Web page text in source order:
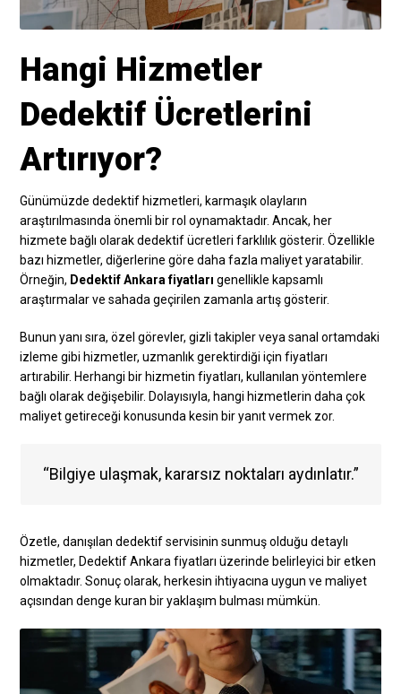
Hangi Hizmetler
Dedektif Ücretlerini
Artırıyor?
Günümüzde dedektif hizmetleri, karmaşık olayların
araştırılmasında önemli bir rol oynamaktadır. Ancak, her
hizmete bağlı olarak dedektif ücretleri farklılık gösterir. Özellikle
bazı hizmetler, diğerlerine göre daha fazla maliyet yaratabilir.
Örneğin, Dedektif Ankara fiyatları genellikle kapsamlı
araştırmalar ve sahada geçirilen zamanla artış gösterir.
Bunun yanı sıra, özel görevler, gizli takipler veya sanal ortamdaki
izleme gibi hizmetler, uzmanlık gerektirdiği için fiyatları
artırabilir. Herhangi bir hizmetin fiyatları, kullanılan yöntemlere
bağlı olarak değişebilir. Dolayısıyla, hangi hizmetlerin daha çok
maliyet getireceği konusunda kesin bir yanıt vermek zor.
“Bilgiye ulaşmak, kararsız noktaları aydınlatır.”
Özetle, danışılan dedektif servisinin sunmuş olduğu detaylı
hizmetler, Dedektif Ankara fiyatları üzerinde belirleyici bir etken
olmaktadır. Sonuç olarak, herkesin ihtiyacına uygun ve maliyet
açısından denge kuran bir yaklaşım bulması mümkün.